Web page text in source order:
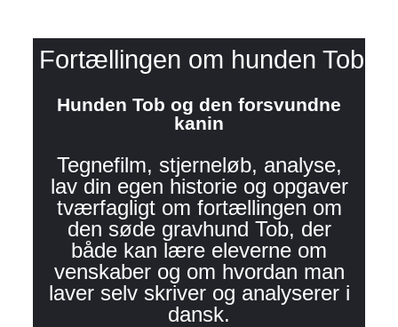
Fortællingen om hunden Tob
Hunden Tob og den forsvundne
kanin
Tegnefilm, stjerneløb, analyse,
lav din egen historie og opgaver
tværfagligt om fortællingen om
den søde gravhund Tob, der
både kan lære eleverne om
venskaber og om hvordan man
laver selv skriver og analyserer i
dansk.